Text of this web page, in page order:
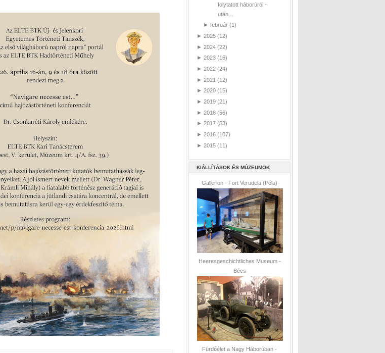
folytatott háborúról -
után...
► február (1)
► 2025 (12)
► 2024 (22)
► 2023 (16)
► 2022 (24)
► 2021 (12)
► 2020 (15)
► 2019 (21)
► 2018 (56)
► 2017 (53)
► 2016 (107)
► 2015 (11)
KIÁLLÍTÁSOK ÉS MÚZEUMOK
Gallerion - Fort Verudela (Póla)
Heeresgeschichtliches Museum -
Bécs
Fürdőélet a Nagy Háborúban -